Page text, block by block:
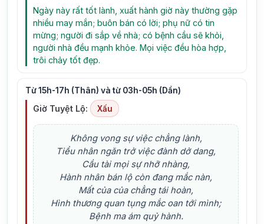
Ngày này rất tốt lành, xuất hành giờ này thường gặp
nhiều may mắn; buôn bán có lời; phụ nữ có tin
mừng; người đi sắp về nhà; có bệnh cầu sẽ khỏi,
người nhà đều mạnh khỏe. Mọi việc đều hòa hợp,
trôi chảy tốt đẹp.
Từ 15h-17h (Thân) và từ 03h-05h (Dần)
Giờ Tuyệt Lộ: Xấu
Không vong sự việc chẳng lành,
Tiểu nhân ngăn trở việc đành dở dang,
Cầu tài mọi sự nhỡ nhàng,
Hành nhân bán lộ còn đang mắc nàn,
Mất của của chẳng tái hoàn,
Hình thương quan tụng mắc oan tới mình;
Bệnh ma ám quỷ hành.